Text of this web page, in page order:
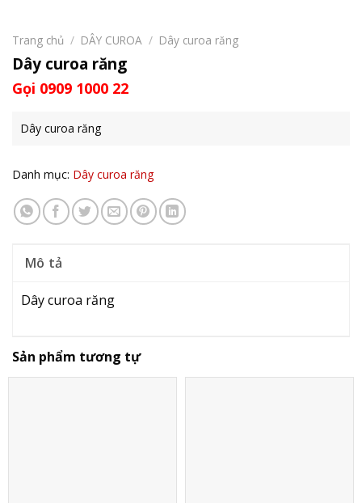
Trang chủ / DÂY CUROA / Dây curoa răng
Dây curoa răng
Gọi 0909 1000 22
Dây curoa răng
Danh mục: Dây curoa răng
Mô tả
Dây curoa răng
Sản phẩm tương tự